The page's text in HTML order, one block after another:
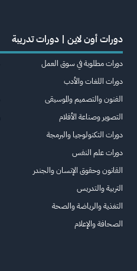
دورات أون لاين | دورات تدريبة
دورات مطلوبة في سوق العمل
دورات اللغات والأدب
الفنون والتصميم والموسيقى
التصوير وصناعة الأفلام
دورات التكنولوجيا والبرمجة
دورات علم النفس
القانون وحقوق الإنسان والجندر
التربية والتدريس
التغذية والرياضة والصحة
الصحافة والإعلام